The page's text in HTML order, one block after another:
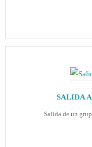
SALIDA
Salida de un